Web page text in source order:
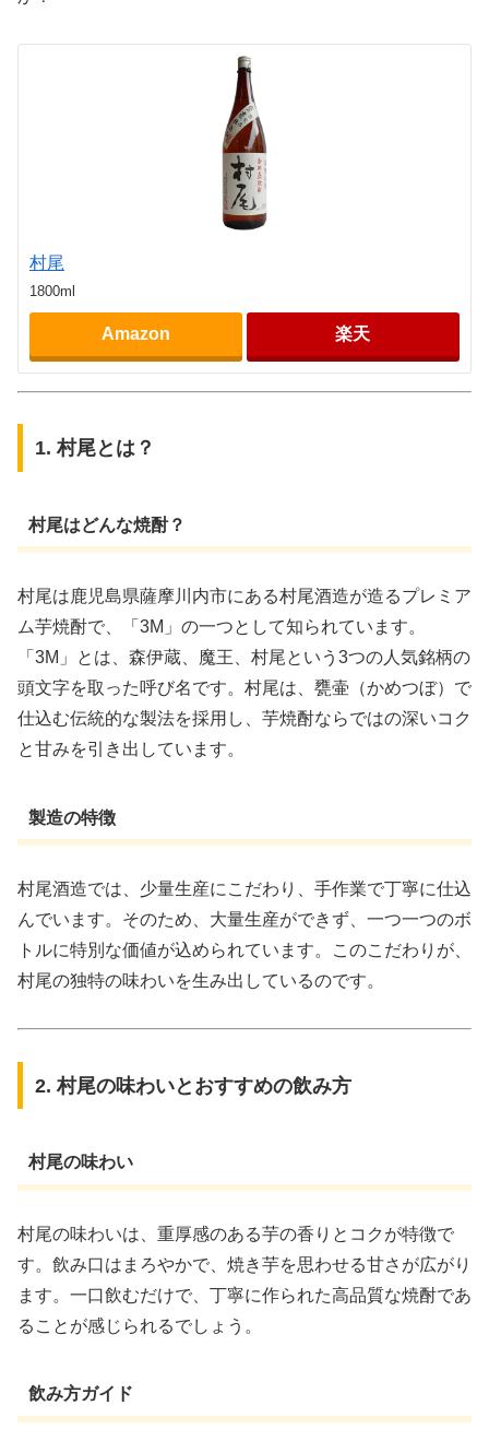
村尾
1800ml
Amazon 楽天
1. 村尾とは？
村尾はどんな焼酎？
村尾は鹿児島県薩摩川内市にある村尾酒造が造るプレミア
ム芋焼酎で、「3M」の一つとして知られています。
「3M」とは、森伊蔵、魔王、村尾という3つの人気銘柄の
頭文字を取った呼び名です。村尾は、甕壷（かめつぼ）で
仕込む伝統的な製法を採用し、芋焼酎ならではの深いコク
と甘みを引き出しています。
製造の特徴
村尾酒造では、少量生産にこだわり、手作業で丁寧に仕込
んでいます。そのため、大量生産ができず、一つ一つのボ
トルに特別な価値が込められています。このこだわりが、
村尾の独特の味わいを生み出しているのです。
2. 村尾の味わいとおすすめの飲み方
村尾の味わい
村尾の味わいは、重厚感のある芋の香りとコクが特徴で
す。飲み口はまろやかで、焼き芋を思わせる甘さが広がり
ます。一口飲むだけで、丁寧に作られた高品質な焼酎であ
ることが感じられるでしょう。
飲み方ガイド